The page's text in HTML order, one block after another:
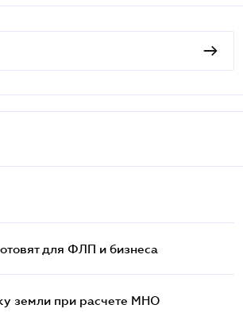
для ФЛП и бизнеса
земли при расчете МНО